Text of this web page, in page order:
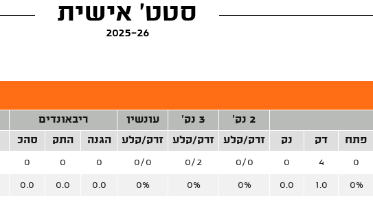
סטט' אישית
2025-26
2 נק' 3 נק' עונשין ריבאונדים
פתח דק נק זרק/קלע זרק/קלע זרק/קלע הגנה התק סהכ
0
4
0
0/0
0/2
0/0
0
0
0
0%
1.0
0.0
0%
0%
0%
0.0
0.0
0.0